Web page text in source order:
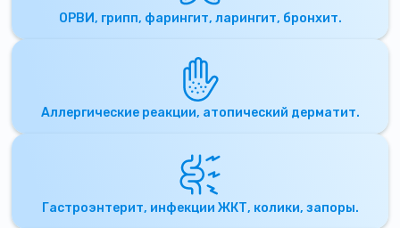
ОРВИ, грипп, фарингит, ларингит, бронхит.
Аллергические реакции, атопический дерматит.
Гастроэнтерит, инфекции ЖКТ, колики, запоры.